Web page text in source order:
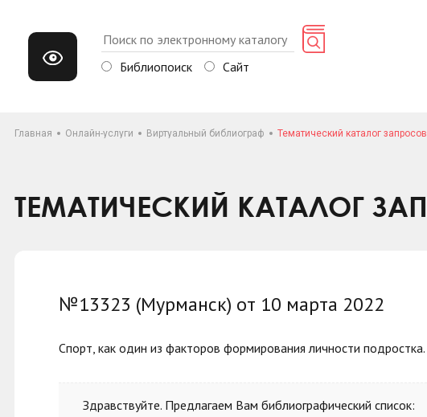
Библиопоиск Сайт
Главная Онлайн-услуги Виртуальный библиограф Тематический каталог запросов
ТЕМАТИЧЕСКИЙ КАТАЛОГ
№13323 (Мурманск) от 10 марта 2022
Спорт, как один из факторов формирования личности подростка.
Здравствуйте. Предлагаем Вам библиографический список: